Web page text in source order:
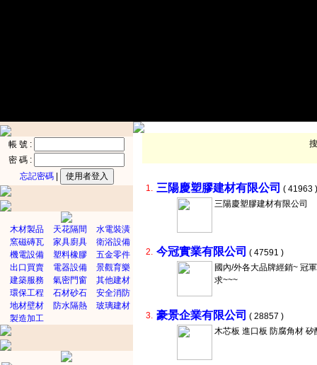
帳 號 :
密 碼 :
忘記密碼|
木材製品 天花隔間
水電裝潢
窯磁磚瓦
家具廚具
衛浴設備
機電設備
塑料橡膠
五金零件
出口買賣
電器設備
景觀育樂
建築服務
氣密門窗
其他建材
環保工程
石材砂石
安全消防
地材壁材
防水隔熱
玻璃建材
製造加工
1. 三陽慶塑膠建材有限公司 ( 41963 )
三陽慶塑膠建材有限公司
2. 今冠實業有限公司 ( 47591 )
國內/外各大品牌經銷~ 冠
求~~~
3. 豪景企業有限公司 ( 28857 )
木芯板 進口板 防腐角材 矽